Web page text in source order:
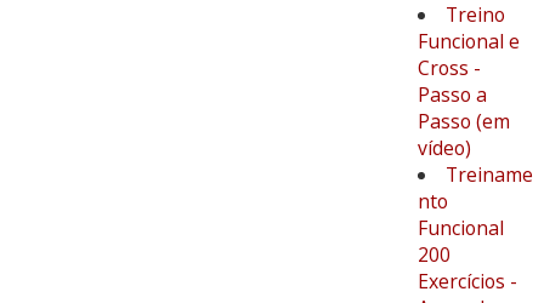
Treino
Funcional e
Cross -
Passo a
Passo (em
vídeo)
Treiname
nto
Funcional
200
Exercícios -